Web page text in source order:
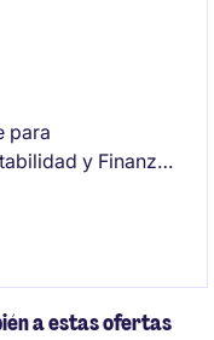
para
y Finanzas
elaboración y
la
a estas ofertas